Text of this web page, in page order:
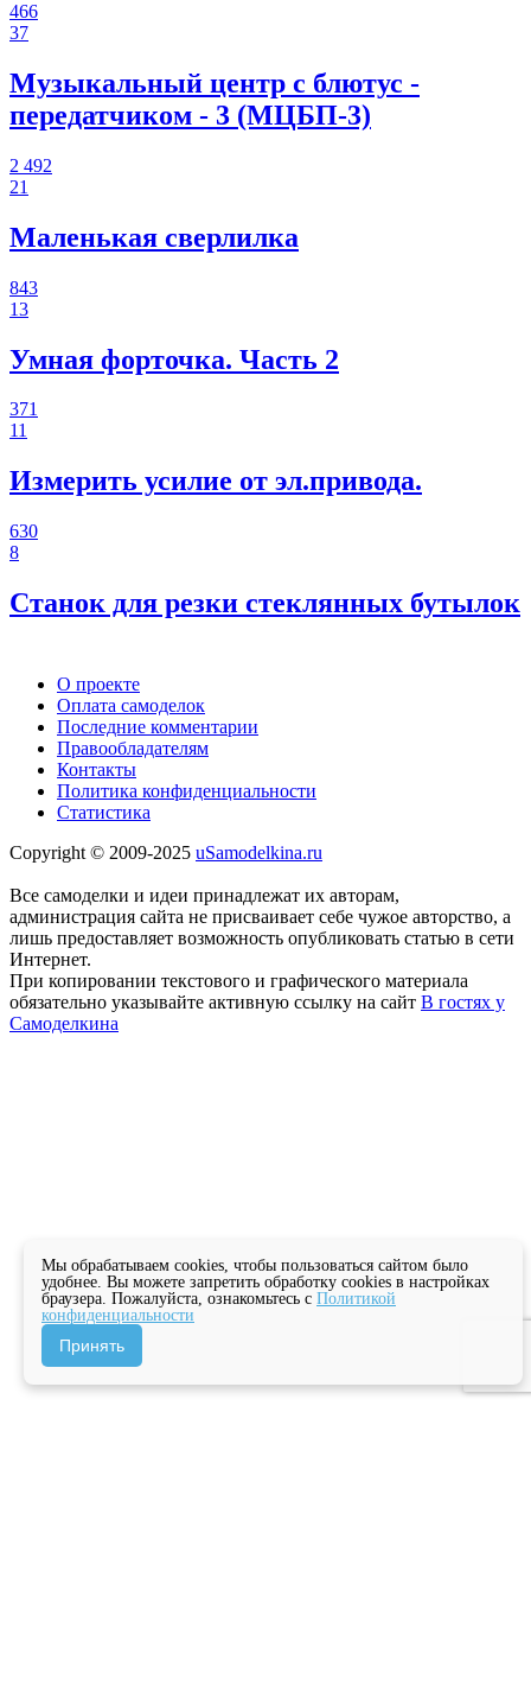
466
37
Музыкальный центр с блютус -
передатчиком - 3 (МЦБП-3)
2 492
21
Маленькая сверлилка
843
13
Умная форточка. Часть 2
371
11
Измерить усилие от эл.привода.
630
8
Станок для резки стеклянных бутылок
О проекте
Оплата самоделок
Последние комментарии
Правообладателям
Контакты
Политика конфиденциальности
Статистика
Copyright © 2009-2025 uSamodelkina.ru
Все самоделки и идеи принадлежат их авторам,
администрация сайта не присваивает себе чужое авторство, а
лишь предоставляет возможность опубликовать статью в сети
Интернет.
При копировании текстового и графического материала
обязательно указывайте активную ссылку на сайт В гостях у
Самоделкина
Мы обрабатываем cookies, чтобы пользоваться сайтом было
удобнее. Вы можете запретить обработку cookies в настройках
браузера. Пожалуйста, ознакомьтесь с Политикой
конфиденциальности
Принять